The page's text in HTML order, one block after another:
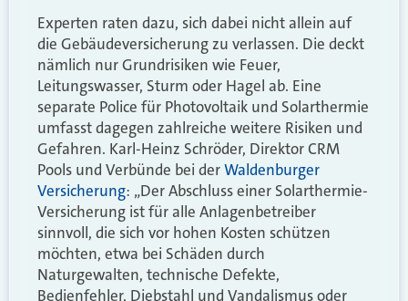
Experten raten dazu, sich dabei nicht allein auf
die Gebäudeversicherung zu verlassen. Die deckt
nämlich nur Grundrisiken wie Feuer,
Leitungswasser, Sturm oder Hagel ab. Eine
separate Police für Photovoltaik und Solarthermie
umfasst dagegen zahlreiche weitere Risiken und
Gefahren. Karl-Heinz Schröder, Direktor CRM
Pools und Verbünde bei derWaldenburger
Versicherung: „Der Abschluss einer Solarthermie-
Versicherung ist für alle Anlagenbetreiber
sinnvoll, die sich vor hohen Kosten schützen
möchten, etwa bei Schäden durch
Naturgewalten, technische Defekte,
Bedienfehler, Diebstahl und Vandalismus oder